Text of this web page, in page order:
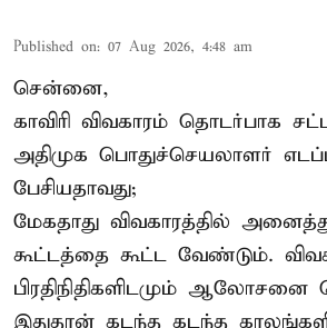
Published on: 07 Aug 2026, 4:48 am
சென்னை,
காவிரி விவகாரம் தொடர்பாக
அதிமுக பொதுச்செயலாளர்
பேசியதாவது;
மேகதாது விவகாரத்தில்
கூட்டத்தை கூட்ட வேண்டும்.
பிரதிநிதிகளிடமும்
இதுதான் கடந்த கடந்த